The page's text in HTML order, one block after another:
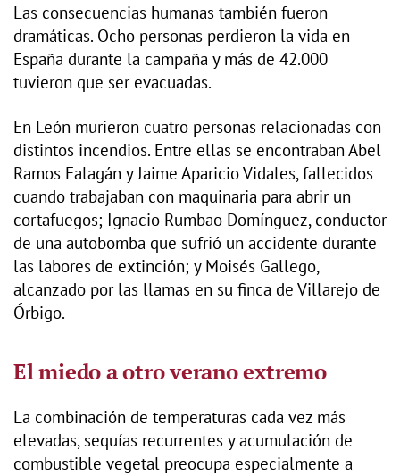
Las consecuencias humanas también fueron
dramáticas. Ocho personas perdieron la vida en
España durante la campaña y más de 42.000
tuvieron que ser evacuadas.
En León murieron cuatro personas relacionadas con
distintos incendios. Entre ellas se encontraban Abel
Ramos Falagán y Jaime Aparicio Vidales, fallecidos
cuando trabajaban con maquinaria para abrir un
cortafuegos; Ignacio Rumbao Domínguez, conductor
de una autobomba que sufrió un accidente durante
las labores de extinción; y Moisés Gallego,
alcanzado por las llamas en su finca de Villarejo de
Órbigo.
El miedo a otro verano extremo
La combinación de temperaturas cada vez más
elevadas, sequías recurrentes y acumulación de
combustible vegetal preocupa especialmente a